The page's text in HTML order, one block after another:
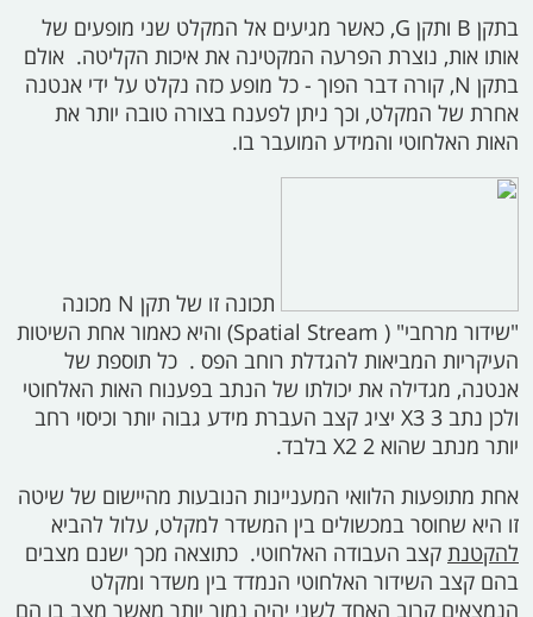
בתקן B ותקן G, כאשר מגיעים אל המקלט שני מופעים של
אותו אות, נוצרת הפרעה המקטינה את איכות הקליטה. אולם
בתקן N, קורה דבר הפוך - כל מופע כזה נקלט על ידי אנטנה
אחרת של המקלט, וכך ניתן לפענח בצורה טובה יותר את
האות האלחוטי והמידע המועבר בו.
תכונה זו של תקן N מכונה
"שידור מרחבי" ( Spatial Stream) והיא כאמור אחת השיטות
העיקריות המביאות להגדלת רוחב הפס . כל תוספת של
אנטנה, מגדילה את יכולתו של הנתב בפענוח האות האלחוטי
ולכן נתב 3
X3 יציג קצב העברת מידע גבוה יותר וכיסוי רחב
יותר מנתב שהוא 2
X2 בלבד.
אחת מתופעות הלוואי המעניינות הנובעות מהיישום של שיטה
זו היא שחוסר במכשולים בין המשדר למקלט, עלול להביא
להקטנת קצב העבודה האלחוטי. כתוצאה מכך ישנם מצבים
בהם קצב השידור האלחוטי הנמדד בין משדר ומקלט
הנמצאים קרוב האחד לשני יהיה נמוך יותר מאשר מצב בו הם